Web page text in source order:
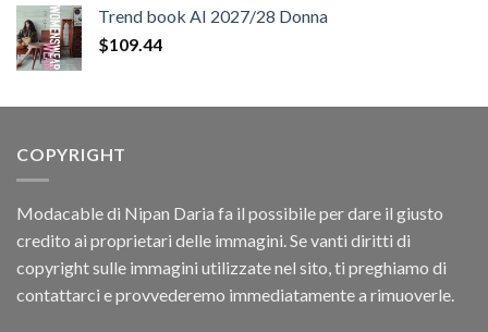
era:
$63.84.
è:
Trend book AI 2027/28 Donna
$109.44
COPYRIGHT
Modacable di Nipan Daria fa il possibile per dare il giusto
credito ai proprietari delle immagini. Se vanti diritti di
copyright sulle immagini utilizzate nel sito, ti preghiamo di
contattarci e provvederemo immediatamente a rimuoverle.